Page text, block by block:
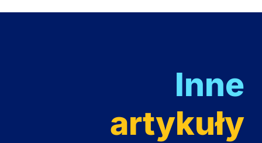
Inne
artykuły